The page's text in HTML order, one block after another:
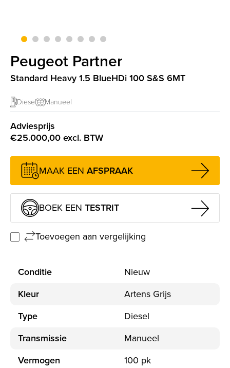
Peugeot Partner
Standard Heavy 1.5 BlueHDi 100 S&S 6MT
Diesel Manueel
Adviesprijs
€25.000,00 excl. BTW
financiering
MAAK EEN AFSPRAAK
BOEK EEN TESTRIT
Toevoegen aan vergelijking
Conditie
Nieuw
Kleur
Artens Grijs
Type
Diesel
Transmissie
Manueel
Vermogen
100 pk